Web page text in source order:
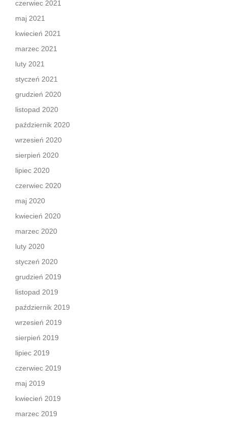
czerwiec 2021
maj 2021
kwiecień 2021
marzec 2021
luty 2021
styczeń 2021
grudzień 2020
listopad 2020
październik 2020
wrzesień 2020
sierpień 2020
lipiec 2020
czerwiec 2020
maj 2020
kwiecień 2020
marzec 2020
luty 2020
styczeń 2020
grudzień 2019
listopad 2019
październik 2019
wrzesień 2019
sierpień 2019
lipiec 2019
czerwiec 2019
maj 2019
kwiecień 2019
marzec 2019